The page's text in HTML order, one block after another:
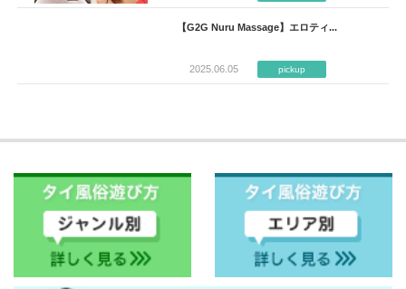
【G2G Nuru Massage】エロティ...
2025.06.05 pickup